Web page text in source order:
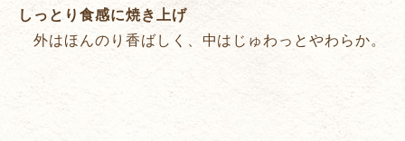
しっとり食感に焼き上げ
外はほんのり香ばしく、中はじゅわっとやわらか。